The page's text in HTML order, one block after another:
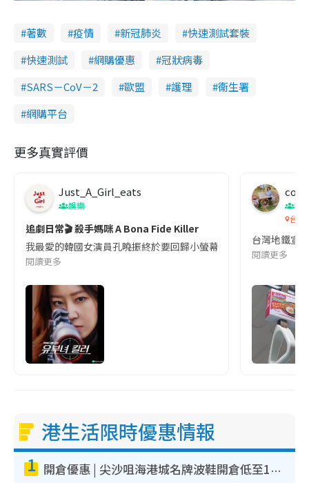
著數 疫情 新冠肺炎
快速測試套裝
快速測試
網購優惠
冠狀病毒
SARS－CoV－2
歐盟 護理
衞生署
網購平台
更多真實評價
Just_A_Girl_eats
娛樂
追劇日常🎬 殺手媽咪 A Bona Fide Killer
我最愛的韓國女演員孔曉振終於要回歸小螢幕啦!這次的劇本改編
閱讀更多
co
吹
台灣
台灣地鐵宣
閱讀更多
港生活限時優惠情報
1 開倉優惠 | 尖沙咀海港城名牌波鞋開倉低至1折！On鞋$899起／Joy&Peace鞋履$98起